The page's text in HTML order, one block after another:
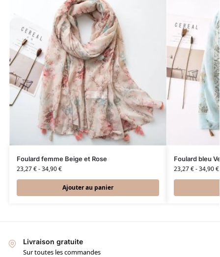
Foulard femme Beige et Rose
23,27€-34,90€
Ajouter au panier
Foulard bleu
23,27€-34,90€
Livraison gratuite
Sur toutes les commandes